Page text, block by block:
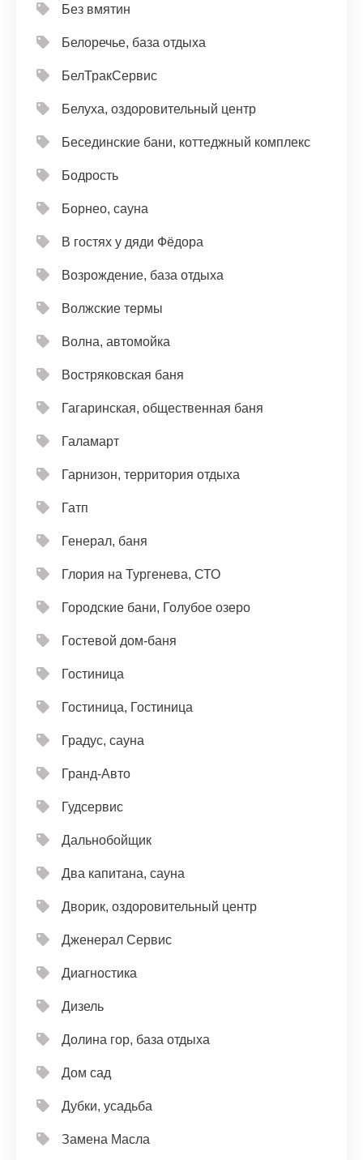
Без вмятин
Белоречье, база отдыха
БелТракСервис
Белуха, оздоровительный центр
Бесединские бани, коттеджный комплекс
Бодрость
Борнео, сауна
В гостях у дяди Фёдора
Возрождение, база отдыха
Волжские термы
Волна, автомойка
Востряковская баня
Гагаринская, общественная баня
Галамарт
Гарнизон, территория отдыха
Гатп
Генерал, баня
Глория на Тургенева, СТО
Городские бани, Голубое озеро
Гостевой дом-баня
Гостиница
Гостиница, Гостиница
Градус, сауна
Гранд-Авто
Гудсервис
Дальнобойщик
Два капитана, сауна
Дворик, оздоровительный центр
Дженерал Сервис
Диагностика
Дизель
Долина гор, база отдыха
Дом сад
Дубки, усадьба
Замена Масла